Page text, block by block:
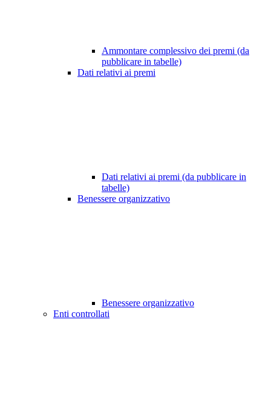
Ammontare complessivo dei premi (da
pubblicare in tabelle)
Dati relativi ai premi
Dati relativi ai premi (da pubblicare in
tabelle)
Benessere organizzativo
Benessere organizzativo
Enti controllati